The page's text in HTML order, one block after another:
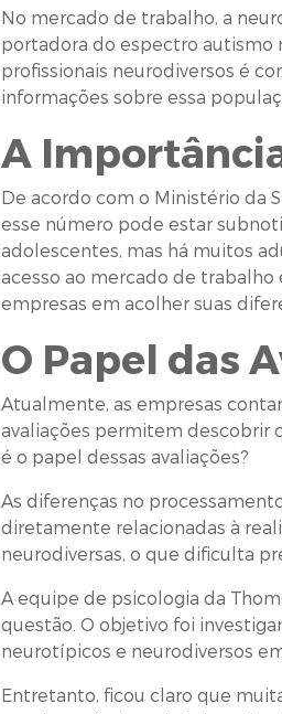
No mercado de trabalho, a
portadora do espectro autismo
profissionais neurodiversos é
informações sobre essa
A
De acordo com o Ministério da
esse número pode estar
adolescentes, mas há muitos
acesso ao mercado de
empresas em acolher suas
O Papel das
Atualmente, as empresas
avaliações permitem descobrir
é o papel dessas avaliações?
As diferenças no
diretamente relacionadas à
neurodiversas, o que dificulta
A equipe de psicologia da
questão. O objetivo foi
neurotípicos e neurodiversos
Entretanto, ficou claro que